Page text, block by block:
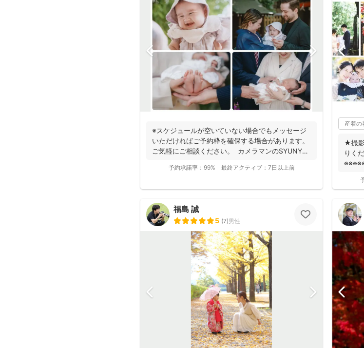
※スケジュールが空いていない場合でもメッセージ
いただければご予約枠を確保する場合があります。
ご気軽にご相談ください。 カメラマンのSYUNYA
予約承諾率： 99% 最終アクティブ： 7日以上前
産着の
★撮影
りく
福島 誠
5 (7)男性